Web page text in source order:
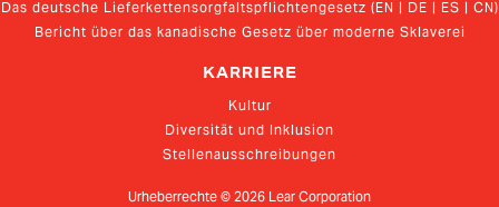
Das deutsche Lieferkettensorgfaltspflichtengesetz (EN | DE | ES | CN)
Bericht über das kanadische Gesetz über moderne Sklaverei
KARRIERE
Kultur
Diversität und Inklusion
Stellenausschreibungen
Urheberrechte © 2026 Lear Corporation